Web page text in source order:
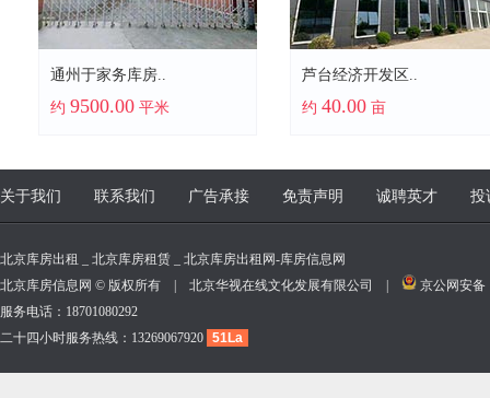
通州于家务库房..
约 9500.00 平米
芦台经济开发区..
约 40.00 亩
关于我们 联系我们 广告承接 免责声明 诚聘英才 投
北京库房出租 _ 北京库房租赁 _ 北京库房出租网-库房信息网
北京库房信息网 © 版权所有 | 北京华视在线文化发展有限公司 |
京公网安备
服务电话：18701080292
二十四小时服务热线：13269067920 51La